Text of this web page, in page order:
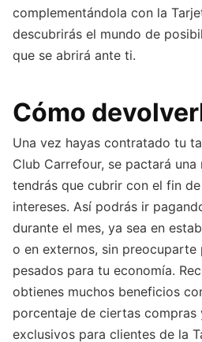
complementándola con la
descubrirás el mundo de
que se abrirá ante ti.
Cómo
Una vez hayas contratado tu
Club Carrefour, se pactará
tendrás que cubrir con el fin
intereses. Así podrás ir
durante el mes, ya sea en
o en externos, sin preocuparte
pesados para tu economía.
obtienes muchos beneficios
porcentaje de ciertas compras
exclusivos para clientes de la